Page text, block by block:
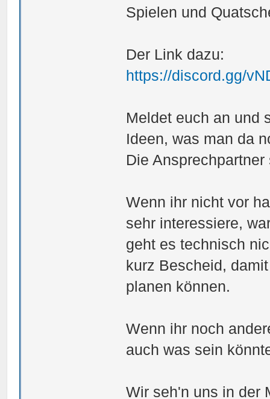
Spielen und
Der Link dazu:
https://discord.gg/
Meldet euch an und
Ideen, was man da
Die
Wenn ihr nicht vor
sehr interessiere,
geht es technisch
kurz Bescheid,
planen können.
Wenn ihr noch
auch was sein
Wir seh'n uns in der